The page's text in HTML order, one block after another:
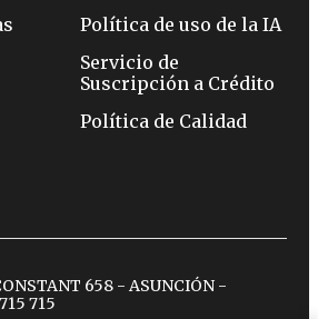
Política de uso de la IA
Servicio de
Suscripción a Crédito
Política de Calidad
658 - ASUNCIÓN -
715